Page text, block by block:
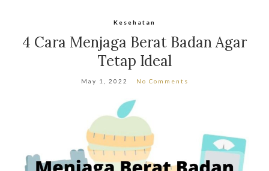
Kesehatan
4 Cara Menjaga Berat Badan Agar
Tetap Ideal
May 1, 2022 No Comments